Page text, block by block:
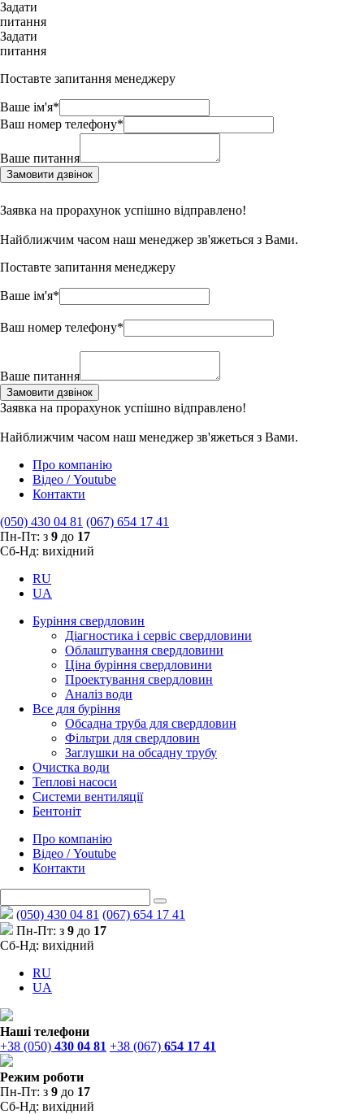
Задати
питання
Задати
питання
Поставте запитання менеджеру
Ваше ім'я*
Ваш номер телефону*
Ваше питання
Замовити дзвінок
Заявка на прорахунок успішно відправлено!
Найближчим часом наш менеджер зв'яжеться з Вами.
Поставте запитання менеджеру
Ваше ім'я*
Ваш номер телефону*
Ваше питання
Замовити дзвінок
Заявка на прорахунок успішно відправлено!
Найближчим часом наш менеджер зв'яжеться з Вами.
Про компанію
Відео / Youtube
Контакти
(050) 430 04 81 (067) 654 17 41
Пн-Пт: з 9 до 17
Сб-Нд: вихідний
RU
UA
Буріння свердловин
Діагностика і сервіс свердловини
Облаштування свердловини
Ціна буріння свердловини
Проектування свердловин
Аналіз води
Все для буріння
Обсадна труба для свердловин
Фільтри для свердловин
Заглушки на обсадну трубу
Очистка води
Теплові насоси
Системи вентиляції
Бентоніт
Про компанію
Відео / Youtube
Контакти
(050) 430 04 81 (067) 654 17 41
Пн-Пт: з 9 до 17
Сб-Нд: вихідний
RU
UA
Наші телефони
+38 (050) 430 04 81 +38 (067) 654 17 41
Режим роботи
Пн-Пт: з 9 до 17
Сб-Нд: вихідний